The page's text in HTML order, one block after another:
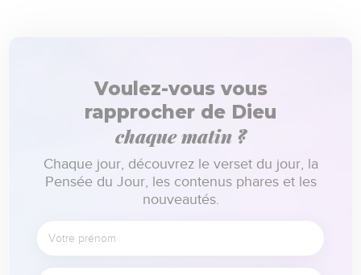
Voulez-vous vous
rapprocher de Dieu
chaque matin ?
Chaque jour, découvrez le verset du jour, la
Pensée du Jour, les contenus phares et les
nouveautés.